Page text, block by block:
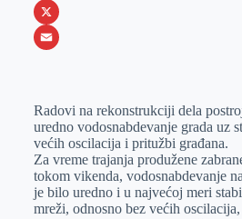
b
o
s
e
e
r
n
k
I
n
i
b
W
h
s
A
p
p
X
a
i
l
Radovi na rekonstrukciji dela
uredno vodosnabdevanje grada uz
većih oscilacija i pritužbi građana.
Za vreme trajanja produžene
tokom vikenda, vodosnabdevanje
je bilo uredno i u najvećoj meri
mreži, odnosno bez većih